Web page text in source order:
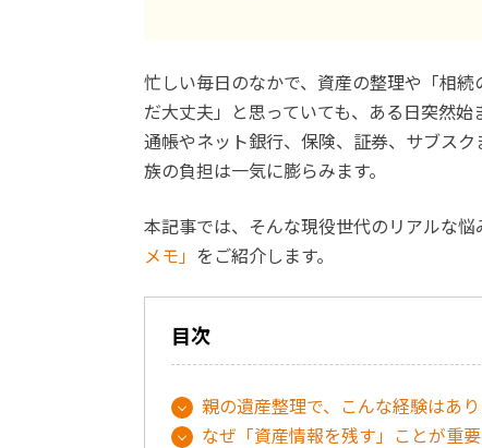
忙しい毎日のなかで、資産の整理や「相
だ大丈夫」と思っていても、ある日突然始
通帳やネット銀行、保険、証券、サブス
族の負担は一気に膨らみます。
本記事では、そんな現役世代のリアルな
メモ」 をご紹介します。
目次
親の遺産整理で、こんな経験はあ
なぜ「資産情報を残す」ことが重